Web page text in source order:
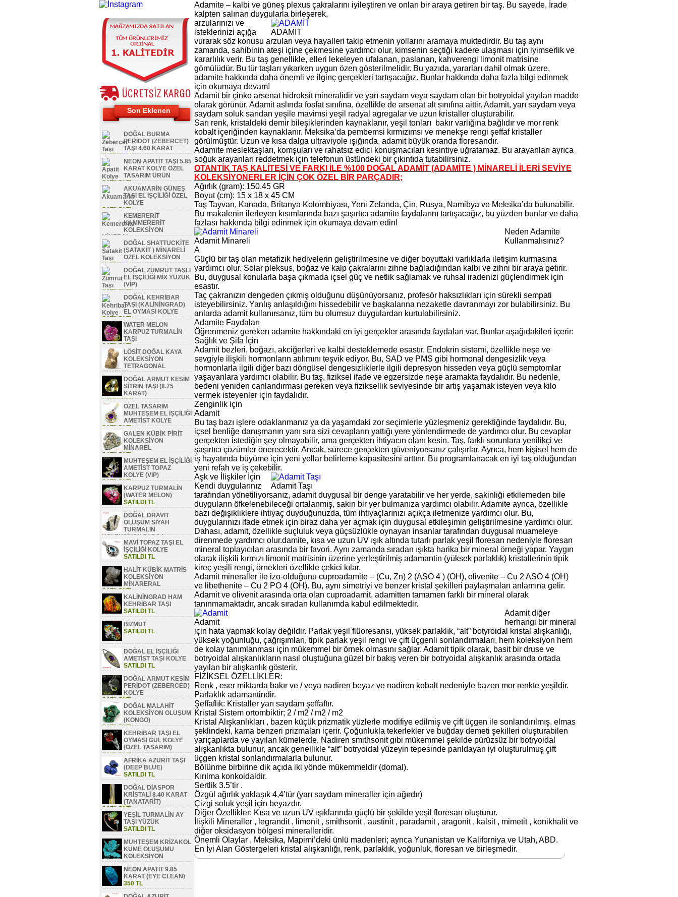
Son Eklenen
DOĞAL BURMA
PERİDOT (ZEBERCET)
TAŞI 4.60 KARAT
SATILDI TL
NEON APATİT TAŞI 5.85
KARAT KOLYE ÖZEL
TASARIM ÜRÜN
SATILDI TL
AKUAMARİN GÜNEŞ
TAŞI EL İŞÇİLİĞİ ÖZEL
KOLYE
SATILDI TL
KEMERERİT
KAMMERERİT
KOLEKSİYON
MİNERAL
SATILDI TLDOĞAL SHATTUCKİTE
(ŞATAKİT ) MİNARELİ
ÖZEL KOLEKSİYON
SATILDI TL
DOĞAL ZÜMRÜT TAŞLI
EL İŞÇİLİĞİ MİX YÜZÜK
(VİP)
SATILDI TL
DOĞAL KEHRİBAR
TAŞI (KALİNİNGRAD)
EL OYMASI KOLYE
SATILDI TL
WATER MELON
KARPUZ TURMALİN
TAŞI
SATILDI TL
LÖSİT DOĞAL KAYA
KOLEKSİYON
TETRAGONAL
OLUŞUM
SATILDI TLDOĞAL ARMUT KESİM
SİTRİN TAŞI (8.75
KARAT)
SATILDI TL
ÖZEL TASARIM
MUHTEŞEM EL İŞÇİLİĞİ
AMETİST KOLYE
SATILDI TL
GALEN KÜBİK PİRİT
KOLEKSİYON
MİNAREL
SATILDI TL
MUHTEŞEM EL İŞÇİLİĞİ
AMETİST TOPAZ
KOLYE (VIP)
SATILDI TL
KARPUZ TURMALİN
(WATER MELON)
SATILDI TL
DOĞAL DRAVİT
OLUŞUM SİYAH
TURMALİN
KOLEKSİYON PARÇA
SATILDI TLMAVİ TOPAZ TAŞI EL
İŞÇİLİĞİ KOLYE
SATILDI TL
HALİT KÜBİK MATRİS
KOLEKSİYON
MİNARERAL
SATILDI TL
KALİNİNGRAD HAM
KEHRİBAR TAŞI
SATILDI TL
BİZMUT
SATILDI TL
DOĞAL EL İŞÇİLİĞİ
AMETİST TAŞI KOLYE
SATILDI TL
DOĞAL ARMUT KESİM
PERİDOT (ZEBERCED)
KOLYE
SATILDI TL
DOĞAL MALAHİT
KOLEKSİYON OLUŞUM
(KONGO)
SATILDI TL
KEHRİBAR TAŞI EL
OYMASI GÜL KOLYE
(ÖZEL TASARIM)
SATILDI TL
AFRİKA AZURİT TAŞI
(DEEP BLUE)
SATILDI TL
DOĞAL DİASPOR
KRİSTALİ 8.40 KARAT
(TANATARİT)
SATILDI TL
YEŞİL TURMALİN AY
TAŞI YÜZÜK
SATILDI TL
MUHTEŞEM KRİZAKOL
KÜME OLUŞUMU
KOLEKSİYON
MİNAREL
SATILDI TLNEON APATİT 9.85
KARAT (EYE CLEAN)
350 TL
Adamite – kalbi ve güneş plexus çakralarını iyileştiren ve onları bir araya getiren bir taş. Bu sayede, İrade
kalpten salınan duygularla birleşerek,
ADAMİT
arzularınızı ve
isteklerinizi açığa
vurarak söz konusu arzuları veya hayalleri takip etmenin yollarını aramaya muktedirdir. Bu taş aynı
zamanda, sahibinin ateşi içine çekmesine yardımcı olur, kimsenin seçtiği kadere ulaşması için iyimserlik ve
kararlılık verir. Bu taş genellikle, elleri lekeleyen ufalanan, paslanan, kahverengi limonit matrisine
gömülüdür. Bu tür taşları yıkarken uygun özen gösterilmelidir. Bu yazıda, yararları dahil olmak üzere,
adamite hakkında daha önemli ve ilginç gerçekleri tartışacağız. Bunlar hakkında daha fazla bilgi edinmek
için okumaya devam!
Adamit bir çinko arsenat hidroksit mineralidir ve yarı saydam veya saydam olan bir botryoidal yayılan madde
olarak görünür. Adamit aslında fosfat sınıfına, özellikle de arsenat alt sınıfına aittir. Adamit, yarı saydam veya
saydam soluk sarıdan yeşile mavimsi yeşil radyal agregalar ve uzun kristaller oluşturabilir.
Sarı renk, kristaldeki demir bileşiklerinden kaynaklanır, yeşil tonları bakır varlığına bağlıdır ve mor renk
kobalt içeriğinden kaynaklanır. Meksika’da pembemsi kırmızımsı ve menekşe rengi şeffaf kristaller
görülmüştür. Uzun ve kısa dalga ultraviyole ışığında, adamit büyük oranda floresandır.
Adamite meslektaşları, komşuları ve rahatsız edici konuşmacıları kesintiye uğratamaz. Bu arayanları ayrıca
soğuk arayanları reddetmek için telefonun üstündeki bir çıkıntıda tutabilirsiniz.
OTANTİK TAŞ KALİTESİ VE FARKI İLE %100 DOĞAL ADAMİT (ADAMİTE ) MİNARELİ İLERİ SEVİYE
KOLEKSİYONERLER İÇİN ÇOK ÖZEL BİR PARÇADIR;
Ağırlık (gram): 150.45 GR
Boyut (cm): 15 x 18 x 45 CM
Taş Tayvan, Kanada, Britanya Kolombiyası, Yeni Zelanda, Çin, Rusya, Namibya ve Meksika’da bulunabilir.
Bu makalenin ilerleyen kısımlarında bazı şaşırtıcı adamite faydalarını tartışacağız, bu yüzden bunlar ve daha
fazlası hakkında bilgi edinmek için okumaya devam edin!
Adamit Minareli
Neden Adamite
Kullanmalısınız?
A
Güçlü bir taş olan metafizik hediyelerin geliştirilmesine ve diğer boyuttaki varlıklarla iletişim kurmasına
yardımcı olur. Solar pleksus, boğaz ve kalp çakralarını zihne bağladığından kalbi ve zihni bir araya getirir.
Bu, duygusal konularla başa çıkmada içsel güç ve netlik sağlamak ve ruhsal iradenizi güçlendirmek için
esastır.
Taç çakranızın dengeden çıkmış olduğunu düşünüyorsanız, profesör haksızlıkları için sürekli sempati
isteyebilirsiniz. Yanlış anlaşıldığını hissedebilir ve başkalarına nezaketle davranmayı zor bulabilirsiniz. Bu
anlarda adamit kullanırsanız, tüm bu olumsuz duygulardan kurtulabilirsiniz.
Adamite Faydaları
Öğrenmeniz gereken adamite hakkındaki en iyi gerçekler arasında faydaları var. Bunlar aşağıdakileri içerir:
Sağlık ve Şifa İçin
Adamit bezleri, boğazı, akciğerleri ve kalbi desteklemede esastır. Endokrin sistemi, özellikle neşe ve
sevgiyle ilişkili hormonların atılımını teşvik ediyor. Bu, SAD ve PMS gibi hormonal dengesizlik veya
hormonlarla ilgili diğer bazı döngüsel dengesizliklerle ilgili depresyon hisseden veya güçlü semptomlar
yaşayanlara yardımcı olabilir. Bu taş, fiziksel ifade ve egzersizde neşe aramakta faydalıdır. Bu nedenle,
bedeni yeniden canlandırması gereken veya fiziksellik seviyesinde bir artış yaşamak isteyen veya kilo
vermek isteyenler için faydalıdır.
Zenginlik için
Adamit
Bu taş bazı işlere odaklanmanız ya da yaşamdaki zor seçimlerle yüzleşmeniz gerektiğinde faydalıdır. Bu,
içsel benliğe danışmanın yanı sıra sizi cevapların yattığı yere yönlendirmede de yardımcı olur. Bu cevaplar
gerçekten istediğin şey olmayabilir, ama gerçekten ihtiyacın olanı kesin. Taş, farklı sorunlara yenilikçi ve
şaşırtıcı çözümler önerecektir. Ancak, sürece gerçekten güveniyorsanız çalışırlar. Ayrıca, hem kişisel hem de
iş hayatında büyüme için yeni yollar belirleme kapasitesini arttırır. Bu programlanacak en iyi taş olduğundan
yeni refah ve iş çekebilir.
Adamit Taşı
Aşk ve İlişkiler İçin
Kendi duygularınız
tarafından yönetiliyorsanız, adamit duygusal bir denge yaratabilir ve her yerde, sakinliği etkilemeden bile
duyguların öfkelenebileceği ortalanmış, sakin bir yer bulmanıza yardımcı olabilir. Adamite ayrıca, özellikle
bazı değişikliklere ihtiyaç duyduğunuzda, tüm ihtiyaçlarınızı açıkça iletmenize yardımcı olur. Bu,
duygularınızı ifade etmek için biraz daha yer açmak için duygusal etkileşimin geliştirilmesine yardımcı olur.
Dahası, adamit, özellikle suçluluk veya güçsüzlükle oynayan insanlar tarafından duygusal muameleye
direnmede yardımcı olur.damite, kısa ve uzun UV ışık altında tutarlı parlak yeşil floresan nedeniyle floresan
mineral toplayıcıları arasında bir favori. Aynı zamanda sıradan ışıkta harika bir mineral örneği yapar. Yaygın
olarak ilişkili kırmızı limonit matrisinin üzerine yerleştirilmiş adamantin (yüksek parlaklık) kristallerinin tipik
kireç yeşili rengi, örnekleri özellikle çekici kılar.
Adamit mineraller ile izo-olduğunu cuproadamite – (Cu, Zn) 2 (ASO 4 ) (OH), olivenite – Cu 2 ASO 4 (OH)
ve libethenite – Cu 2 PO 4 (OH). Bu, aynı simetriyi ve benzer kristal şekilleri paylaşmaları anlamına gelir.
Adamit ve olivenit arasında orta olan cuproadamit, adamitten tamamen farklı bir mineral olarak
tanınmamaktadır, ancak sıradan kullanımda kabul edilmektedir.
Adamit
Adamit diğer
herhangi bir mineral
için hata yapmak kolay değildir. Parlak yeşil flüoresansı, yüksek parlaklık, “alt” botyroidal kristal alışkanlığı,
yüksek yoğunluğu, çağrışımları, tipik parlak yeşil rengi ve çift üçgenli sonlandırmaları, hem koleksiyon hem
de kolay tanımlanması için mükemmel bir örnek olmasını sağlar. Adamit tipik olarak, basit bir druse ve
botryoidal alışkanlıkların nasıl oluştuğuna güzel bir bakış veren bir botryoidal alışkanlık arasında ortada
yayılan bir alışkanlık gösterir.
FİZİKSEL ÖZELLİKLER:
Renk , eser miktarda bakır ve / veya nadiren beyaz ve nadiren kobalt nedeniyle bazen mor renkte yeşildir.
Parlaklık adamantindir.
Şeffaflık: Kristaller yarı saydam şeffaftır.
Kristal Sistem ortombiktir; 2 / m2 / m2 / m2
Kristal Alışkanlıkları , bazen küçük prizmatik yüzlerle modifiye edilmiş ve çift üçgen ile sonlandırılmış, elmas
şeklindeki, kama benzeri prizmaları içerir. Çoğunlukla tekerlekler ve buğday demeti şekilleri oluşturabilen
yarıçaplarda ve yayılan kümelerde. Nadiren smithsonit gibi mükemmel şekilde pürüzsüz bir botryoidal
alışkanlıkta bulunur, ancak genellikle “alt” botryoidal yüzeyin tepesinde parıldayan iyi oluşturulmuş çift
üçgen kristal sonlandırmalarla bulunur.
Bölünme birbirine dik açıda iki yönde mükemmeldir (domal).
Kırılma konkoidaldir.
Sertlik 3.5’tir .
Özgül ağırlık yaklaşık 4,4’tür (yarı saydam mineraller için ağırdır)
Çizgi soluk yeşil için beyazdır.
Diğer Özellikler: Kısa ve uzun UV ışıklarında güçlü bir şekilde yeşil floresan oluşturur.
İlişkili Mineraller , legrandit , limonit , smithsonit , austinit , paradamit , aragonit , kalsit , mimetit , konikhalit ve
diğer oksidasyon bölgesi mineralleridir.
Önemli Olaylar , Meksika, Mapimi’deki ünlü madenleri; ayrıca Yunanistan ve Kaliforniya ve Utah, ABD.
En İyi Alan Göstergeleri kristal alışkanlığı, renk, parlaklık, yoğunluk, floresan ve birleşmedir.